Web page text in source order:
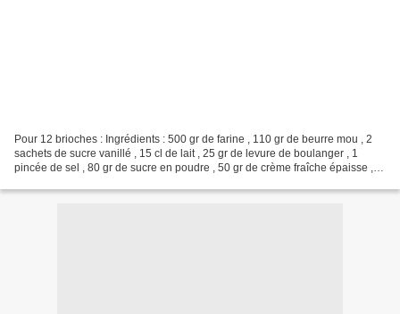
Pour 12 brioches : Ingrédients : 500 gr de farine , 110 gr de beurre mou , 2
sachets de sucre vanillé , 15 cl de lait , 25 gr de levure de boulanger , 1
pincée de sel , 80 gr de sucre en poudre , 50 gr de crème fraîche épaisse , 2